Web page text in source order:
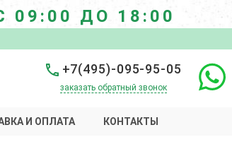
ДО 18:00
+7(495)-095-95-05
заказать обратный звонок
И ОПЛАТА КОНТАКТЫ